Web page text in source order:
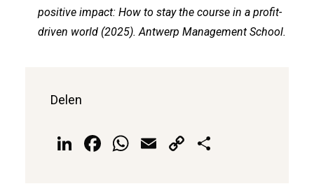
positive impact: How to stay the course in a profit-
driven world (2025). Antwerp Management School.
Delen
LinkedIn
Facebook
WhatsApp
EmailCopy